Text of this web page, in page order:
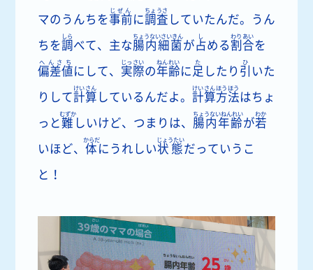
マのうんちを事前
じぜん
に調査
ちょうさ
していたんだ。うん
ちを調
しら
べて、主な腸内細菌
ちょうないさいきん
が占
し
める 割合
わりあい
を
偏差値
へんさち
にして、 実際
じっさい
の年齢
ねんれい
に 足
た
したり 引
ひ
いた
りして計算
けいさん
しているんだよ。 計算方法
けいさんほうほう
はちょ
っと 難
むずか
しいけど、つまりは、 腸内年齢
ちょうないねんれい
が若
わか
いほど、 体
からだ
にうれしい状態
じょうたい
だっていうこ
と！